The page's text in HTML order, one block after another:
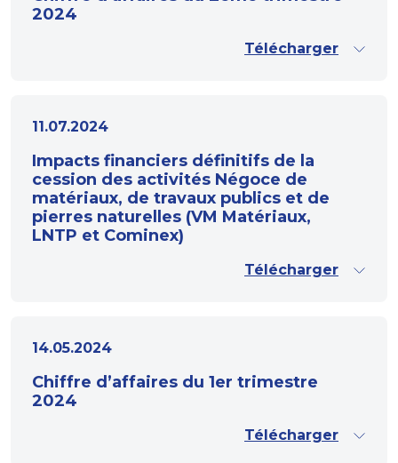
2024
Télécharger
11.07.2024
Impacts financiers définitifs de la
cession des activités Négoce de
matériaux, de travaux publics et de
pierres naturelles (VM Matériaux,
LNTP et Cominex)
Télécharger
14.05.2024
Chiffre d’affaires du 1er trimestre
2024
Télécharger